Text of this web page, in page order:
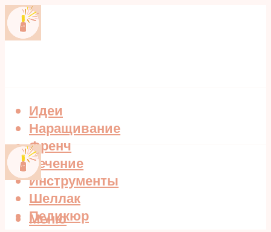
Идеи
Наращивание
Френч
Лечение
Инструменты
Шеллак
Педикюр
Меню